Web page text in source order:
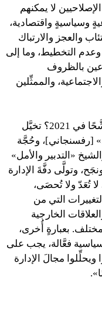
لا يمكنهم
وسياسيةٍ واقتصادية،
والعجز والارتباك
التخطيط، وما إلى
بالظروف
والممثِّلين
لماذا لا ينبغي للإصلاحيين أن يقدِّموا مُرشَّحًا في 2021؟ تخيَّل
[رفسنجاني]، وحُجَّة
«التدبير والأمل»
روحاني] شارك بانتخابات 2021 ونجَح، وتولَّى دفَّةَ الإدارة
لا تُعَدّ ولا تُحصَى،
التي من
الخارجية
بعبارةٍ أُخرى،
فعَّالة، يجب على
مجالَ الإدارة